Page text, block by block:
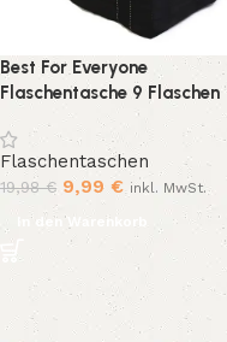
Best For Everyone
Flaschentasche 9 Flaschen
Einkauf Tragetasche Faltbar
Polyester 15kg Schwarz
Flaschentaschen
19,98€ 9,99 € inkl. MwSt.
In den Warenkorb